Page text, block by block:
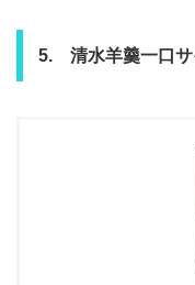
5. 清水羊羹一口サ